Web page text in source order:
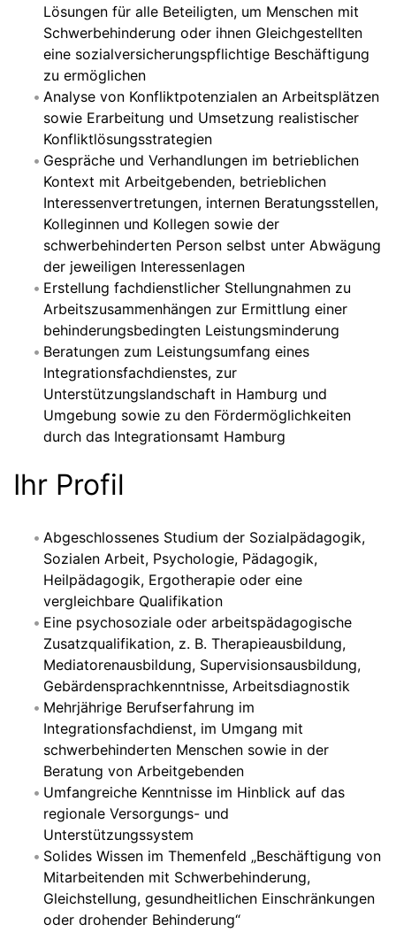
Lösungen für alle Beteiligten, um Menschen mit
Schwerbehinderung oder ihnen Gleichgestellten
eine sozialversicherungspflichtige Beschäftigung
zu ermöglichen
Analyse von Konfliktpotenzialen an Arbeitsplätzen
sowie Erarbeitung und Umsetzung realistischer
Konfliktlösungsstrategien
Gespräche und Verhandlungen im betrieblichen
Kontext mit Arbeitgebenden, betrieblichen
Interessenvertretungen, internen Beratungsstellen,
Kolleginnen und Kollegen sowie der
schwerbehinderten Person selbst unter Abwägung
der jeweiligen Interessenlagen
Erstellung fachdienstlicher Stellungnahmen zu
Arbeitszusammenhängen zur Ermittlung einer
behinderungsbedingten Leistungsminderung
Beratungen zum Leistungsumfang eines
Integrationsfachdienstes, zur
Unterstützungslandschaft in Hamburg und
Umgebung sowie zu den Fördermöglichkeiten
durch das Integrationsamt Hamburg
Ihr Profil
Abgeschlossenes Studium der Sozialpädagogik,
Sozialen Arbeit, Psychologie, Pädagogik,
Heilpädagogik, Ergotherapie oder eine
vergleichbare Qualifikation
Eine psychosoziale oder arbeitspädagogische
Zusatzqualifikation, z. B. Therapieausbildung,
Mediatorenausbildung, Supervisionsausbildung,
Gebärdensprachkenntnisse, Arbeitsdiagnostik
Mehrjährige Berufserfahrung im
Integrationsfachdienst, im Umgang mit
schwerbehinderten Menschen sowie in der
Beratung von Arbeitgebenden
Umfangreiche Kenntnisse im Hinblick auf das
regionale Versorgungs- und
Unterstützungssystem
Solides Wissen im Themenfeld „Beschäftigung von
Mitarbeitenden mit Schwerbehinderung,
Gleichstellung, gesundheitlichen Einschränkungen
oder drohender Behinderung“